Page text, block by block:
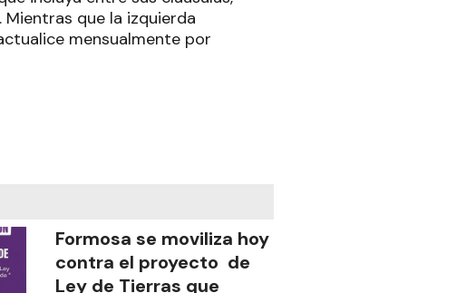
que la izquierda
mensualmente por
Formosa se moviliza hoy
contra el proyecto de
Ley de Tierras que